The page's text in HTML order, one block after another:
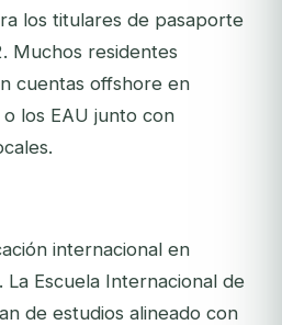
los titulares de pasaporte
Muchos residentes
cuentas offshore en
los EAU junto con
internacional en
La Escuela Internacional de
de estudios alineado con